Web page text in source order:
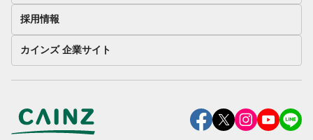
採用情報
カインズ 企業サイト